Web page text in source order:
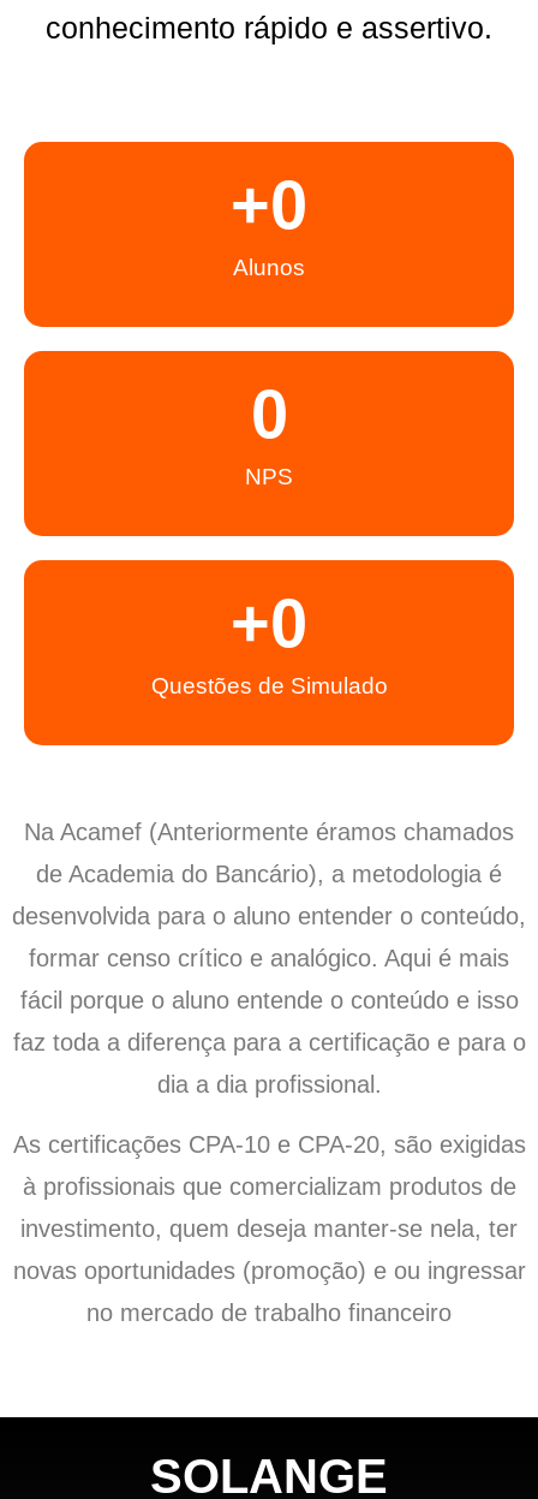
conhecimento rápido e assertivo.
Alunos
+0
NPS
0
Questões de Simulado
+0
Na Acamef (Anteriormente éramos chamados
de Academia do Bancário), a metodologia é
desenvolvida para o aluno entender o conteúdo,
formar censo crítico e analógico. Aqui é mais
fácil porque o aluno entende o conteúdo e isso
faz toda a diferença para a certificação e para o
dia a dia profissional.
As certificações CPA-10 e CPA-20, são exigidas
à profissionais que comercializam produtos de
investimento, quem deseja manter-se nela, ter
novas oportunidades (promoção) e ou ingressar
no mercado de trabalho financeiro
SOLANGE